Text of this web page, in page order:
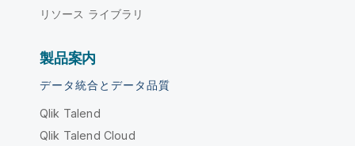
リソース ライブラリ
製品案内
データ統合とデータ品質
Qlik Talend
Qlik Talend Cloud